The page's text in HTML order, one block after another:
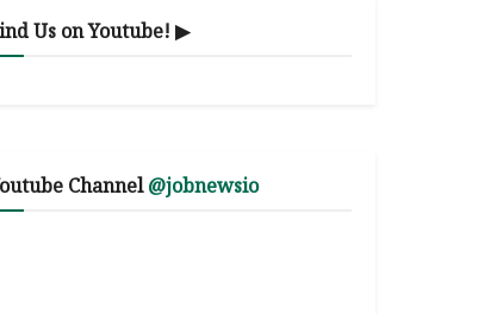
Us on Youtube! ▶
Channel@jobnewsio